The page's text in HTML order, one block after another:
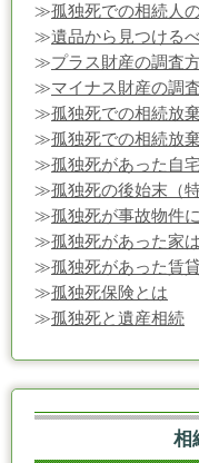
≫孤独死での相続人
≫遺品から見つける
≫プラス財産の調査
≫マイナス財産の調
≫孤独死での相続放
≫孤独死での相続放
≫孤独死があった自
≫孤独死の後始末（
≫孤独死が事故物件
≫孤独死があった家
≫孤独死があった賃
≫孤独死保険とは
≫孤独死と遺産相続
相